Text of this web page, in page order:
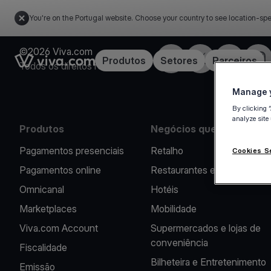
You're on the Portugal website. Choose your country to see location-
Link to the homepageProdutos Setores Parceiros
©2026 Viva.com
Todos os direitos reservados
FacebookTwitterLinkedIn
Produtos
Pagamentos presenciais
Pagamentos online
Omnicanal
Marketplaces
Viva.com Account
Fiscalidade
Emissão
Negócios que apoiamos
Retalho
Restaurantes e Cafés
Hotéis
Mobilidade
Supermercados e lojas de
conveniência
Bilheteira e Entretenimento
Manage
By clicking
analyze
Cookies